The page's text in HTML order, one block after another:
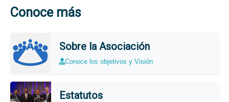
Conoce más
Sobre la Asociación
Conoce los objetivos y Visión
Estatutos